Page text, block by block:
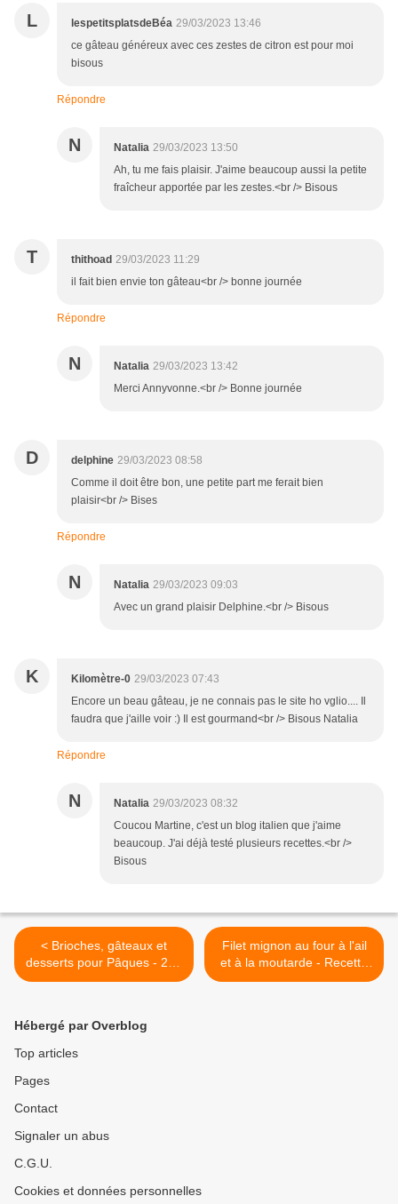
L lespetitsplatsdeBéa 29/03/2023 13:46
ce gâteau généreux avec ces zestes de citron est pour moi
bisous
Répondre
N Natalia 29/03/2023 13:50
Ah, tu me fais plaisir. J'aime beaucoup aussi la petite
fraîcheur apportée par les zestes.<br /> Bisous
T thithoad 29/03/2023 11:29
il fait bien envie ton gâteau<br /> bonne journée
Répondre
N Natalia 29/03/2023 13:42
Merci Annyvonne.<br /> Bonne journée
D delphine 29/03/2023 08:58
Comme il doit être bon, une petite part me ferait bien
plaisir<br /> Bises
Répondre
N Natalia 29/03/2023 09:03
Avec un grand plaisir Delphine.<br /> Bisous
K Kilomètre-0 29/03/2023 07:43
Encore un beau gâteau, je ne connais pas le site ho vglio.... Il
faudra que j'aille voir :) Il est gourmand<br /> Bisous Natalia
Répondre
N Natalia 29/03/2023 08:32
Coucou Martine, c'est un blog italien que j'aime
beaucoup. J'ai déjà testé plusieurs recettes.<br />
Bisous
< Brioches, gâteaux et
desserts pour Pâques - 25+
recettes
Filet mignon au four à l'ail
et à la moutarde - Recette
en vidéo >
Hébergé par Overblog
Top articles
Pages
Contact
Signaler un abus
C.G.U.
Cookies et données personnelles